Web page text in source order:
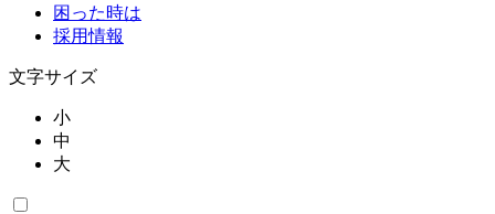
困った時は
採用情報
文字サイズ
小
中
大